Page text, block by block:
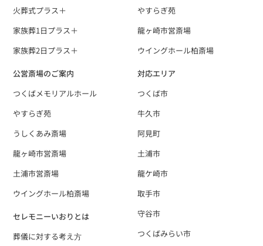
火葬式プラス＋
家族葬1日プラス＋
家族葬2日プラス＋
やすらぎ苑
龍ヶ崎市営斎場
ウイングホール柏斎場
公営斎場のご案内
つくばメモリアルホール
やすらぎ苑
うしくあみ斎場
龍ヶ崎市営斎場
土浦市営斎場
ウイングホール柏斎場
対応エリア
つくば市
牛久市
阿見町
土浦市
龍ケ崎市
取手市
守谷市
つくばみらい市
セレモニーいおりとは
葬儀に対する考え⽅